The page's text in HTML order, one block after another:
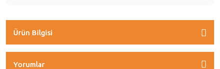
Ürün Bilgisi
Yorumlar